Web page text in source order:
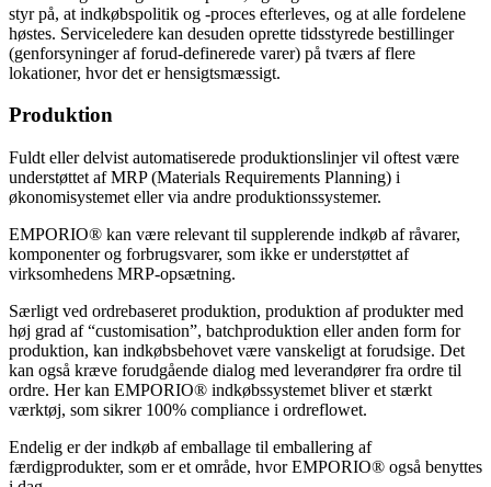
styr på, at indkøbspolitik og -proces efterleves, og at alle fordelene
høstes. Serviceledere kan desuden oprette tidsstyrede bestillinger
(genforsyninger af forud-definerede varer) på tværs af flere
lokationer, hvor det er hensigtsmæssigt.
Produktion
Fuldt eller delvist automatiserede produktionslinjer vil oftest være
understøttet af MRP (Materials Requirements Planning) i
økonomisystemet eller via andre produktionssystemer.
EMPORIO® kan være relevant til supplerende indkøb af råvarer,
komponenter og forbrugsvarer, som ikke er understøttet af
virksomhedens MRP-opsætning.
Særligt ved ordrebaseret produktion, produktion af produkter med
høj grad af “customisation”, batchproduktion eller anden form for
produktion, kan indkøbsbehovet være vanskeligt at forudsige. Det
kan også kræve forudgående dialog med leverandører fra ordre til
ordre. Her kan EMPORIO® indkøbssystemet bliver et stærkt
værktøj, som sikrer 100% compliance i ordreflowet.
Endelig er der indkøb af emballage til emballering af
færdigprodukter, som er et område, hvor EMPORIO® også benyttes